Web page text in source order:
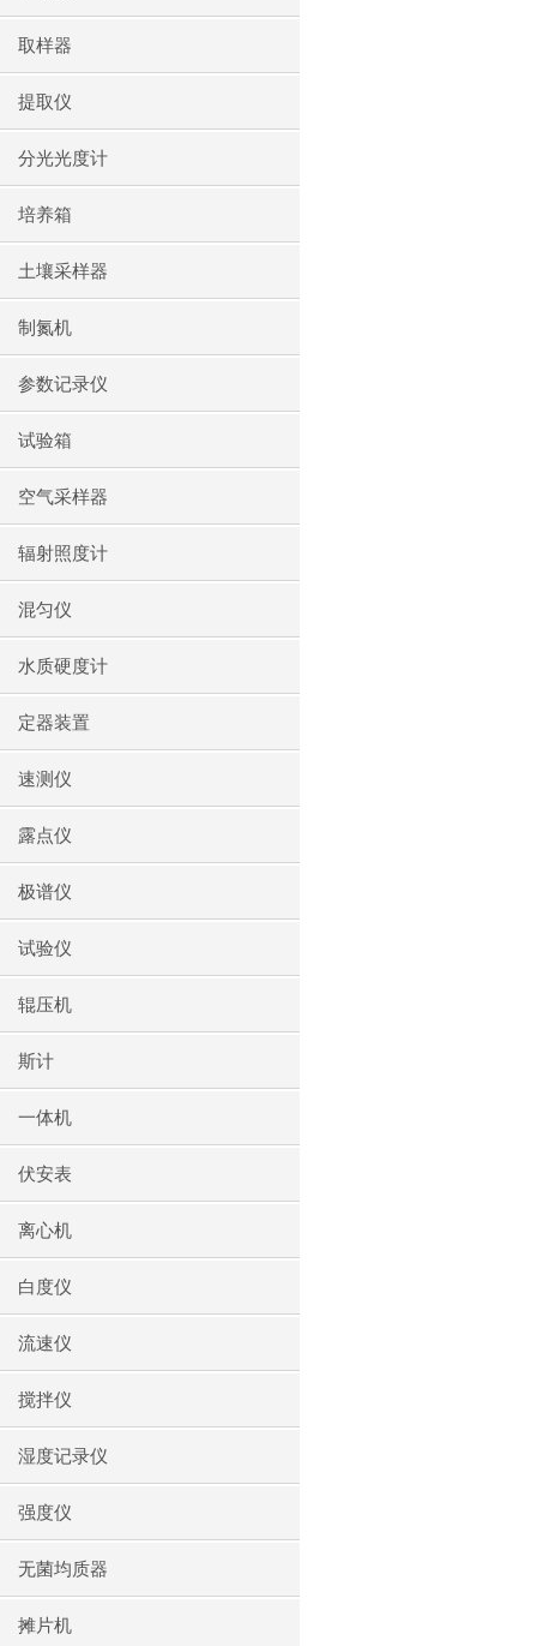
取样器
提取仪
分光光度计
培养箱
土壤采样器
制氮机
参数记录仪
试验箱
空气采样器
辐射照度计
混匀仪
水质硬度计
定器装置
速测仪
露点仪
极谱仪
试验仪
辊压机
斯计
一体机
伏安表
离心机
白度仪
流速仪
搅拌仪
湿度记录仪
强度仪
无菌均质器
摊片机